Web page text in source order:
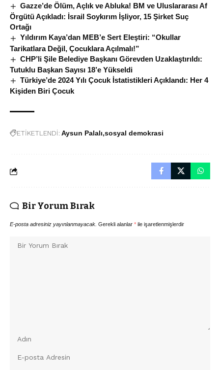
Gazze’de Ölüm, Açlık ve Abluka! BM ve Uluslararası Af
Örgütü Açıkladı: İsrail Soykırım İşliyor, 15 Şirket Suç
Ortağı
Yıldırım Kaya’dan MEB’e Sert Eleştiri: “Okullar
Tarikatlara Değil, Çocuklara Açılmalı!”
CHP’li Şile Belediye Başkanı Görevden Uzaklaştırıldı:
Tutuklu Başkan Sayısı 18’e Yükseldi
Türkiye’de 2024 Yılı Çocuk İstatistikleri Açıklandı: Her 4
Kişiden Biri Çocuk
ETİKETLENDİ:Aysun Palalı sosyal demokrasi
Bir Yorum Bırak
E-posta adresiniz yayınlanmayacak. Gerekli alanlar * ile işaretlenmişlerdir